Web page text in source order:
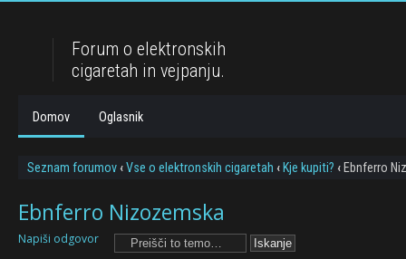
Forum o elektronskih
cigaretah in vejpanju.
Domov Oglasnik
Seznam forumov ‹Vse o elektronskih cigaretah ‹ Kje kupiti? ‹ Ebnferro
Ebnferro Nizozemska
Napiši odgovor